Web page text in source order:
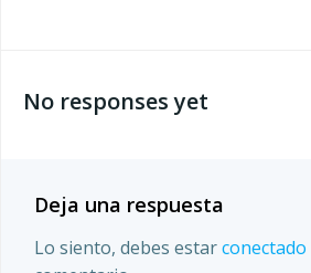
de
entradas
No responses yet
Deja una respuesta
Lo siento, debes estarconectado